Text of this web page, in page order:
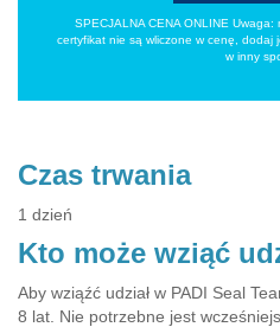
SPECJALNA CENA ONLINE Uwaga:
certyfikat nie są wliczone w cenę, dodaj
w inny
Czas trwania
1 dzień
Kto może wziąć
Aby wziąźć udział w PADI Seal
8 lat. Nie potrzebne jest